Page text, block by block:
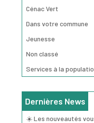
Cénac Vert
Dans votre commune
Jeunesse
Non classé
Services à la
Dernières News
☀️ Les nouveautés